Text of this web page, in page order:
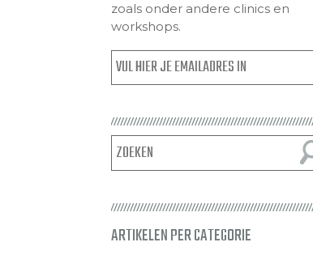
zoals onder andere clinics en
workshops.
ARTIKELEN PER CATEGORIE